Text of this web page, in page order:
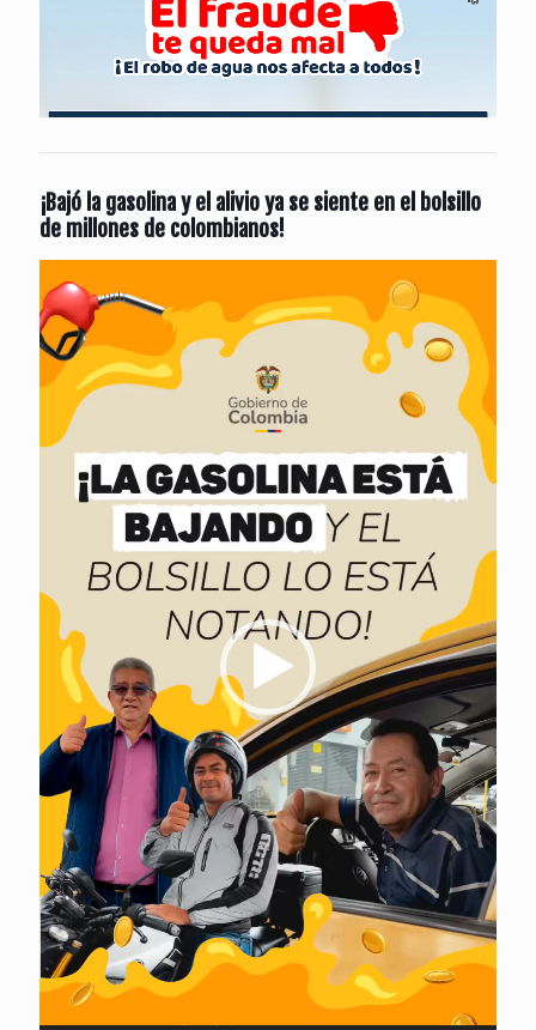
¡Bajó la gasolina y el alivio ya se siente en el bolsillo
de millones de colombianos!
de
vídeo